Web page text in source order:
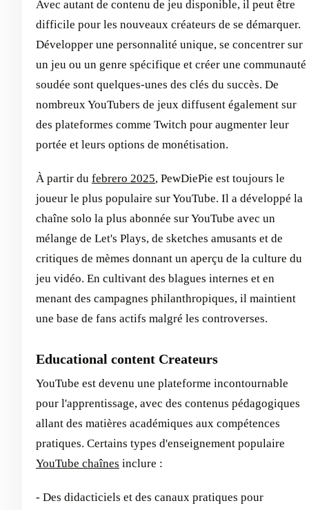
Avec autant de contenu de jeu disponible, il peut être
difficile pour les nouveaux créateurs de se démarquer.
Développer une personnalité unique, se concentrer sur
un jeu ou un genre spécifique et créer une communauté
soudée sont quelques-unes des clés du succès. De
nombreux YouTubers de jeux diffusent également sur
des plateformes comme Twitch pour augmenter leur
portée et leurs options de monétisation.
À partir du febrero 2025, PewDiePie est toujours le
joueur le plus populaire sur YouTube. Il a développé la
chaîne solo la plus abonnée sur YouTube avec un
mélange de Let's Plays, de sketches amusants et de
critiques de mèmes donnant un aperçu de la culture du
jeu vidéo. En cultivant des blagues internes et en
menant des campagnes philanthropiques, il maintient
une base de fans actifs malgré les controverses.
Educational content Createurs
YouTube est devenu une plateforme incontournable
pour l'apprentissage, avec des contenus pédagogiques
allant des matières académiques aux compétences
pratiques. Certains types d'enseignement populaire
YouTube chaînes inclure :
- Des didacticiels et des canaux pratiques pour